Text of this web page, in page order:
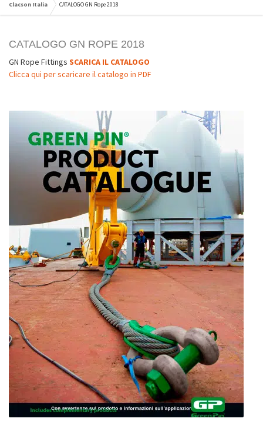
Clacson Italia CATALOGO GN Rope 2018
CATALOGO GN ROPE 2018
GN Rope Fittings SCARICA IL CATALOGO
Clicca qui per scaricare il catalogo in PDF